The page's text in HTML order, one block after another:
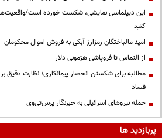
این دیپلماسی نمایشی، شکست خورده است/واقعیت‌ها
کنید
امید مالباختگان رمزارز آبکی به فروش اموال محکومان
از التماس تا فروپاشی هژمونی دلار
مطالبه برای شکستن انحصار پیمانکاری؛ نظارت دقیق بر
فساد
حمله نیروهای اسرائیلی به خبرنگار پرس‌تی‌وی
پربازدید ها